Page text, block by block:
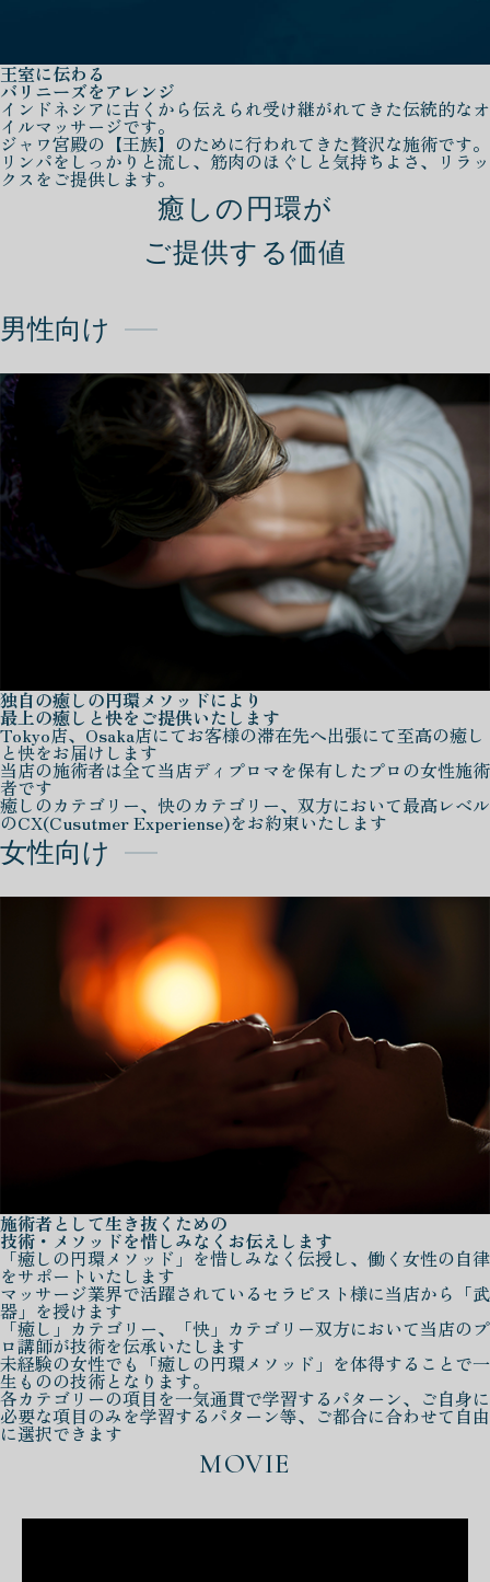
王室に伝わる
バリニーズをアレンジ
インドネシアに古くから伝えられ受け継がれてきた伝統的なオ
イルマッサージです。
ジャワ宮殿の【王族】のために行われてきた贅沢な施術です。
リンパをしっかりと流し、筋肉のほぐしと気持ちよさ、リラッ
クスをご提供します。
癒しの円環が
ご提供する価値
男性向け
独自の癒しの円環メソッドにより
最上の癒しと快をご提供いたします
Tokyo店、Osaka店にてお客様の滞在先へ出張にて至高の癒し
と快をお届けします
当店の施術者は全て当店ディプロマを保有したプロの女性施術
者です
癒しのカテゴリー、快のカテゴリー、双方において最高レベル
のCX(Cusutmer Experiense)をお約束いたします
女性向け
施術者として生き抜くための
技術・メソッドを惜しみなくお伝えします
「癒しの円環メソッド」を惜しみなく伝授し、働く女性の自律
をサポートいたします
マッサージ業界で活躍されているセラピスト様に当店から「武
器」を授けます
「癒し」カテゴリー、「快」カテゴリー双方において当店のプ
ロ講師が技術を伝承いたします
未経験の女性でも「癒しの円環メソッド」を体得することで一
生ものの技術となります。
各カテゴリーの項目を一気通貫で学習するパターン、ご自身に
必要な項目のみを学習するパターン等、ご都合に合わせて自由
に選択できます
MOVIE